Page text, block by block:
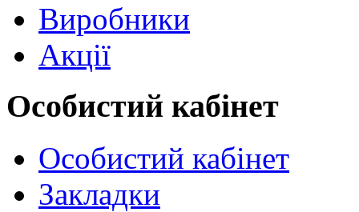
Виробники
Акції
Особистий кабінет
Особистий кабінет
Закладки